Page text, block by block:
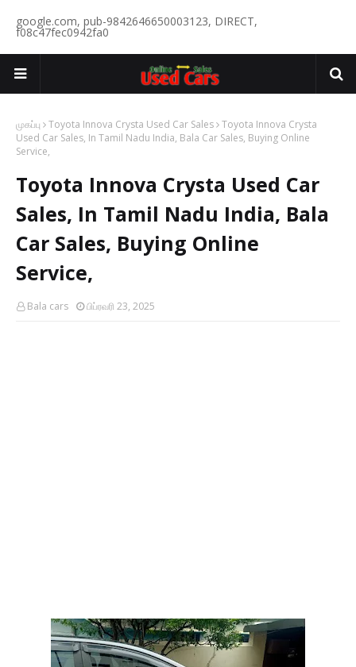
google.com, pub-9842646650003123, DIRECT,
f08c47fec0942fa0
முகப்பு Toyota Innova Crysta Used Car Sales Toyota Innova Crysta
Used Car Sales, In Tamil Nadu India, Bala Car Sales, Buying Online
Service,
Toyota Innova Crysta Used Car
Sales, In Tamil Nadu India, Bala
Car Sales, Buying Online
Service,
Bala cars பிப்ரவரி 23, 2025